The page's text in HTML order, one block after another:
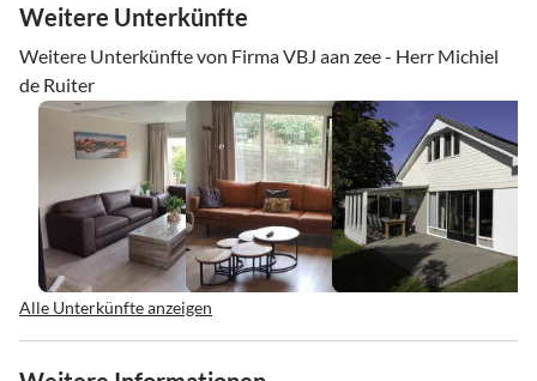
Weitere Unterkünfte
Weitere Unterkünfte von Firma VBJ aan zee - Herr Michiel
de Ruiter
Alle Unterkünfte anzeigen